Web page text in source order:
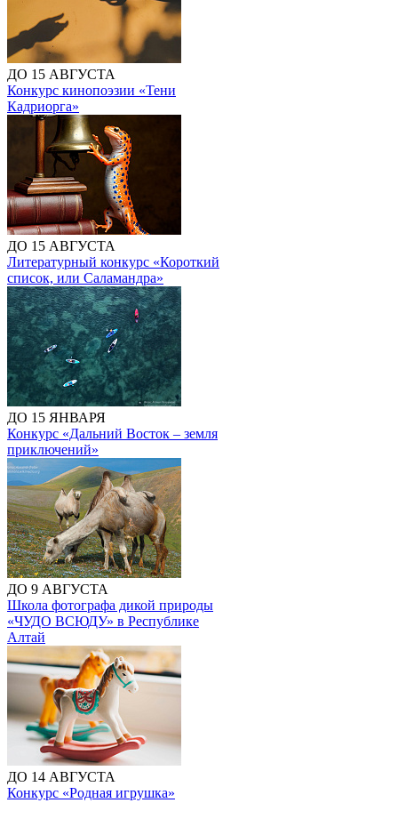
ДО 15 АВГУСТА
Конкурс кинопоэзии «Тени
Кадриорга»
ДО 15 АВГУСТА
Литературный конкурс «Короткий
список, или Саламандра»
ДО 15 ЯНВАРЯ
Конкурс «Дальний Восток – земля
приключений»
ДО 9 АВГУСТА
Школа фотографа дикой природы
«ЧУДО ВСЮДУ» в Республике
Алтай
ДО 14 АВГУСТА
Конкурс «Родная игрушка»